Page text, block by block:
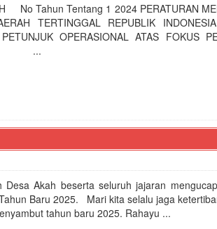
No Tahun Tentang 1 2024 PERATURAN
TERTINGGAL REPUBLIK
OPERASIONAL ATAS FOKUS
...
Desa Akah beserta seluruh jajaran
Baru 2025. Mari kita selalu jaga
tahun baru 2025. Rahayu ...